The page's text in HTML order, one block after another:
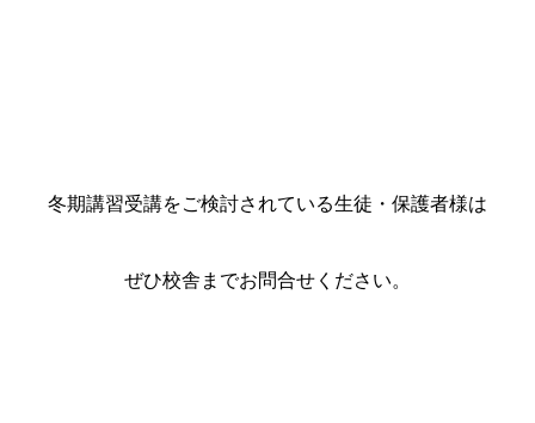
冬期講習受講をご検討されている生徒・保護者様は
ぜひ校舎までお問合せください。